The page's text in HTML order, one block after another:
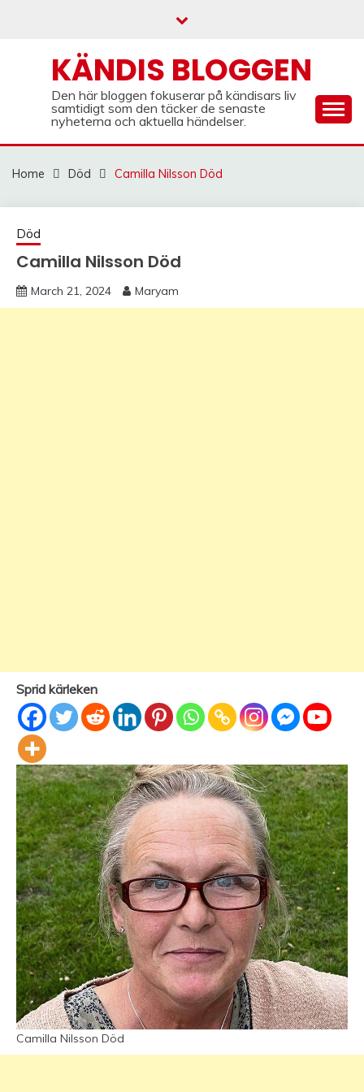
KÄNDIS BLOGGEN
Den här bloggen fokuserar på kändisars liv
samtidigt som den täcker de senaste
nyheterna och aktuella händelser.
Home Död Camilla Nilsson Död
Död
Camilla Nilsson Död
March 21, 2024 Maryam
Sprid kärleken
Camilla Nilsson Död